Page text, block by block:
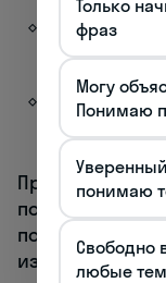
место: 在...
результат
При
помнить о
подчеркивает
изменение его
Только
фраз
Могу
Понимаю
понимаю
Свободно
любые